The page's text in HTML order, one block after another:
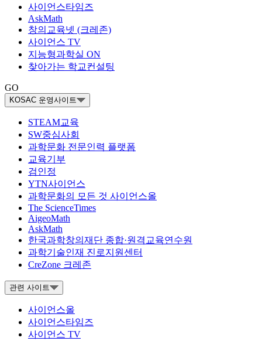
사이언스타임즈
AskMath
창의교육넷 (크레존)
사이언스 TV
지능형과학실 ON
찾아가는 학교컨설팅
GO
KOSAC 운영사이트
STEAM교육
SW중심사회
과학문화 전문인력 플랫폼
교육기부
검인정
YTN사이언스
과학문화의 모든 것 사이언스올
The ScienceTimes
AigeoMath
AskMath
한국과학창의재단 종합·원격교육연수원
과학기술인재 진로지원센터
CreZone 크레존
관련 사이트
사이언스올
사이언스타임즈
사이언스 TV